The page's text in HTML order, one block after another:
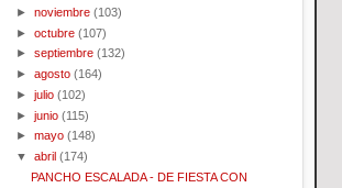
►noviembre (103)
►octubre (107)
►septiembre (132)
►agosto (164)
►julio (102)
►junio (115)
►mayo (148)
▼abril (174)
PANCHO ESCALADA - DE FIESTA CON